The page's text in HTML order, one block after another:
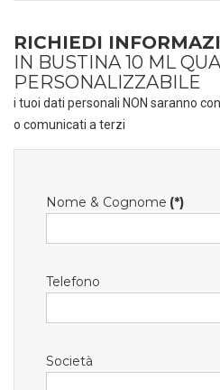
RICHIEDI
IN BUSTINA 10 ML
PERSONALIZZABILE
i tuoi dati personali NON saranno
o comunicati a terzi
Nome & Cognome (*)
Telefono
Società